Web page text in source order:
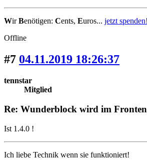
WirBenötigen: Cents, Euros... jetzt spenden!
Offline
#7 04.11.2019 18:26:37
tennstar
Mitglied
Re: Wunderblock wird im
Ist 1.4.0 !
Ich liebe Technik wenn sie funktioniert!